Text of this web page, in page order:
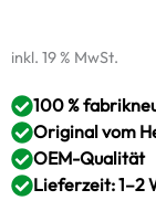
inkl. 19 % MwSt.
100 %
Original vom
OEM-Qualität
Lieferzeit: 1–2